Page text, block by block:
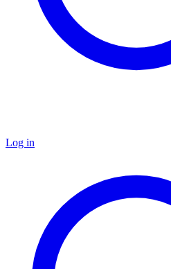
Log in